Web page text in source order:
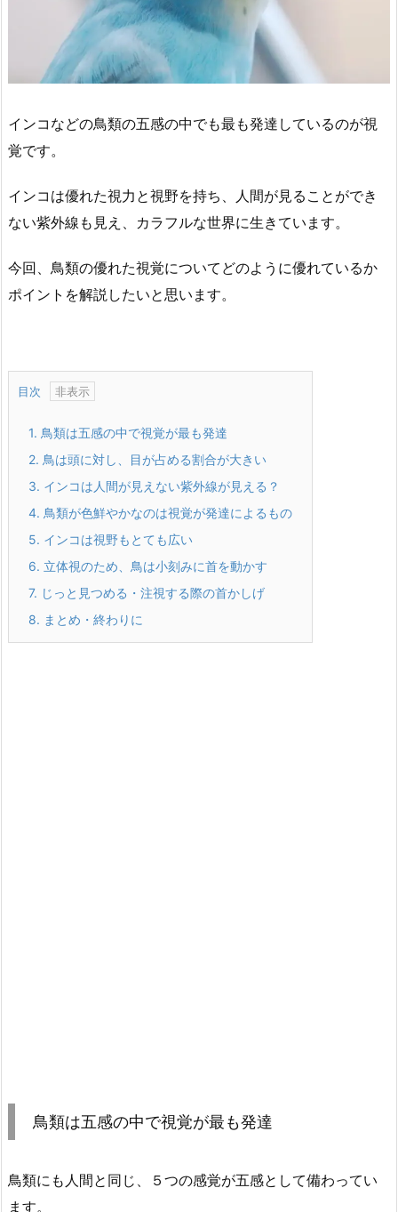
インコなどの鳥類の五感の中でも最も発達しているのが視
覚です。
インコは優れた視力と視野を持ち、人間が見ることができ
ない紫外線も見え、カラフルな世界に生きています。
今回、鳥類の優れた視覚についてどのように優れているか
ポイントを解説したいと思います。
目次
1. 鳥類は五感の中で視覚が最も発達
2. 鳥は頭に対し、目が占める割合が大きい
3. インコは人間が見えない紫外線が見える？
4. 鳥類が色鮮やかなのは視覚が発達によるもの
5. インコは視野もとても広い
6. 立体視のため、鳥は小刻みに首を動かす
7. じっと見つめる・注視する際の首かしげ
8. まとめ・終わりに
鳥類は五感の中で視覚が最も発達
鳥類にも人間と同じ、５つの感覚が五感として備わってい
ます。